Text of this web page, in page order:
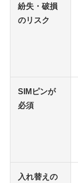
紛失・破損
のリスク
SIMピンが
必須
入れ替えの